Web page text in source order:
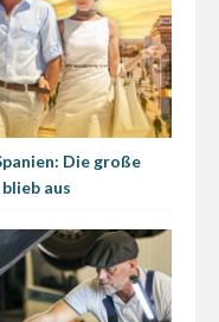
Die große
aus